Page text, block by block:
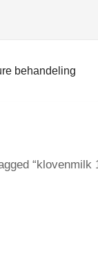
behandeling
“klovenmilk